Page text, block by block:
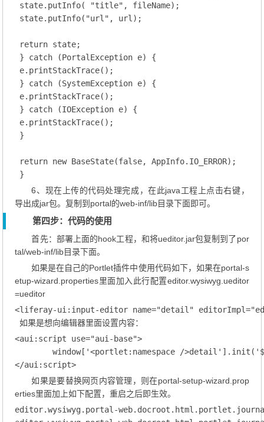
state.putInfo( "title", fileName);
state.putInfo("url", url);
return state;
} catch (PortalException e) {
e.printStackTrace();
} catch (SystemException e) {
e.printStackTrace();
} catch (IOException e) {
e.printStackTrace();
}
return new BaseState(false, AppInfo.IO_ERROR);
}
6、现在上传的代码处理完成，在此java工程上点击右键，
导出成jar包。复制到portal的web-inf/lib目录下面即可。
第四步：代码的使用
首先：部署上面的hook工程，和将ueditor.jar包复制到了por
tal/web-inf/lib目录下面。
如果是在自己的Portlet插件中使用代码如下，如果在portal-s
etup-wizard.properties里面加入此行配置editor.wysiwyg.ueditor
=ueditor
<liferay-ui:input-editor name="detail"
如果是想向编辑器里面设置内容：
<aui:script use="aui-base">
	window['<portlet:namespace />detail'].init('${question.detail}');
</aui:script>
如果是要替换网页内容管理，则在portal-setup-wizard.prop
erties里面加上如下配置，重启之后即生效。
editor.wysiwyg.portal-